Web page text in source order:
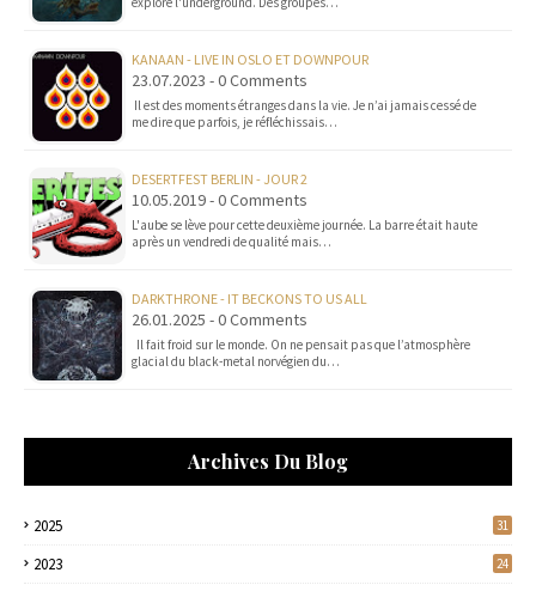
KANAAN - LIVE IN OSLO ET DOWNPOUR
23.07.2023 - 0 Comments
Il est des moments étranges dans la vie. Je n’ai jamais cessé de
me dire que parfois, je réfléchissais…
DESERTFEST BERLIN - JOUR 2
10.05.2019 - 0 Comments
L'aube se lève pour cette deuxième journée. La barre était haute
après un vendredi de qualité mais…
DARKTHRONE - IT BECKONS TO US ALL
26.01.2025 - 0 Comments
Il fait froid sur le monde. On ne pensait pas que l’atmosphère
glacial du black-metal norvégien du…
Archives Du Blog
2025 31
2023 24